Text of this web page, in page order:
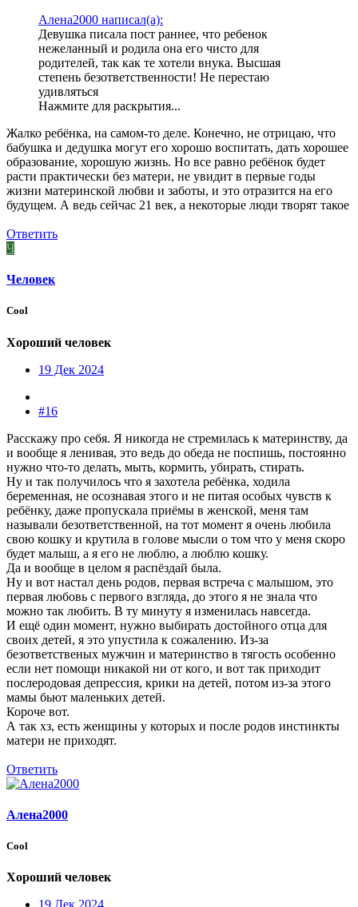
Алена2000 написал(а):
Девушка писала пост раннее, что ребенок
нежеланный и родила она его чисто для
родителей, так как те хотели внука. Высшая
степень безответственности! Не перестаю
удивляться
Нажмите для раскрытия...
Жалко ребёнка, на самом-то деле. Конечно, не отрицаю, что
бабушка и дедушка могут его хорошо воспитать, дать хорошее
образование, хорошую жизнь. Но все равно ребёнок будет
расти практически без матери, не увидит в первые годы
жизни материнской любви и заботы, и это отразится на его
будущем. А ведь сейчас 21 век, а некоторые люди творят такое
Ответить
Ч
Человек
Cool
Хороший человек
19 Дек 2024
#16
Расскажу про себя. Я никогда не стремилась к материнству, да
и вообще я ленивая, это ведь до обеда не поспишь, постоянно
нужно что-то делать, мыть, кормить, убирать, стирать.
Ну и так получилось что я захотела ребёнка, ходила
беременная, не осознавая этого и не питая особых чувств к
ребёнку, даже пропускала приёмы в женской, меня там
называли безответственной, на тот момент я очень любила
свою кошку и крутила в голове мысли о том что у меня скоро
будет малыш, а я его не люблю, а люблю кошку.
Да и вообще в целом я распёздай была.
Ну и вот настал день родов, первая встреча с малышом, это
первая любовь с первого взгляда, до этого я не знала что
можно так любить. В ту минуту я изменилась навсегда.
И ещё один момент, нужно выбирать достойного отца для
своих детей, я это упустила к сожалению. Из-за
безответственых мужчин и материнство в тягость особенно
если нет помощи никакой ни от кого, и вот так приходит
послеродовая депрессия, крики на детей, потом из-за этого
мамы бьют маленьких детей.
Короче вот.
А так хз, есть женщины у которых и после родов инстинкты
матери не приходят.
Ответить
Алена2000
Cool
Хороший человек